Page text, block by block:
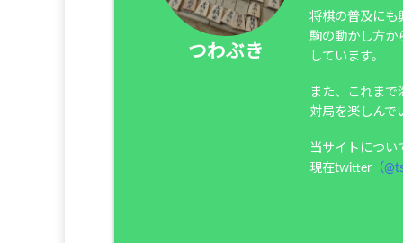
つわぶき
将棋の普及にも
駒の動かし方か
しています。
また、これま
対局を楽しんで
当サイトについ
現在twitter （